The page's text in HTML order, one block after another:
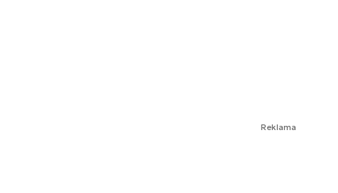
Reklama